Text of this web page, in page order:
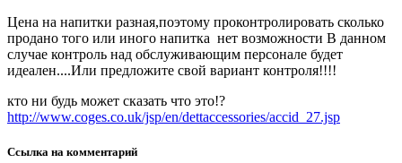
Цена на напитки разная,поэтому проконтролировать сколько
продано того или иного напитка нет возможности В данном
случае контроль над обслуживающим персонале будет
идеален....Или предложите свой вариант контроля!!!!
кто ни будь может сказать что это!?
http://www.coges.co.uk/jsp/en/dettaccessories/accid_27.jsp
Ссылка на комментарий